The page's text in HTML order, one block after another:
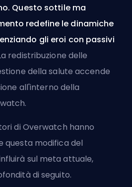
Questo sottile ma
redefine le dinamiche
gli eroi con passivi
redistribuzione delle
della salute accende
all'interno della
di Overwatch hanno
questa modifica del
sul meta attuale,
di seguito.